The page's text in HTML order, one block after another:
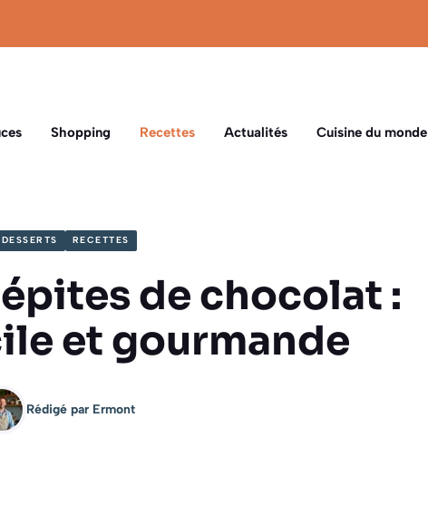
Shopping Recettes Actualités Cuisine du monde
DESSERTS RECETTES
de chocolat :
et gourmande
Rédigé par Ermont